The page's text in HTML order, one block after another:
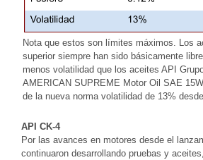
Nota que estos son límites máximos. Los
superior siempre han sido básicamente
menos volatilidad que los aceites API
AMERICAN SUPREME Motor Oil SAE
de la nueva norma volatilidad de 13%
API CK-4
Por las avances en motores desde el
continuaron desarrollando pruebas y